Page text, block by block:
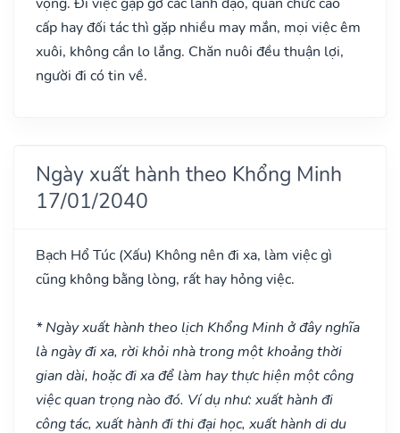
cấp hay đối tác thì gặp nhiều may mắn, mọi việc êm
xuôi, không cần lo lắng. Chăn nuôi đều thuận lợi,
người đi có tin về.
Ngày xuất hành theo Khổng Minh
17/01/2040
Bạch Hổ Túc (Xấu) Không nên đi xa, làm việc gì
cũng không bằng lòng, rất hay hỏng việc.
* Ngày xuất hành theo lịch Khổng Minh ở đây nghĩa
là ngày đi xa, rời khỏi nhà trong một khoảng thời
gian dài, hoặc đi xa để làm hay thực hiện một công
việc quan trọng nào đó. Ví dụ như: xuất hành đi
công tác, xuất hành đi thi đại học, xuất hành di du